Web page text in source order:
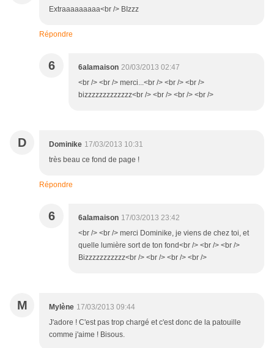
Extraaaaaaaaa<br /> BIzzz
Répondre
6 6alamaison 20/03/2013 02:47
<br /> <br /> merci...<br /> <br /> <br />
bizzzzzzzzzzzzz<br /> <br /> <br /> <br />
D Dominike 17/03/2013 10:31
très beau ce fond de page !
Répondre
6 6alamaison 17/03/2013 23:42
<br /> <br /> merci Dominike, je viens de chez toi, et
quelle lumière sort de ton fond<br /> <br /> <br />
Bizzzzzzzzzzz<br /> <br /> <br /> <br />
M Mylène 17/03/2013 09:44
J'adore ! C'est pas trop chargé et c'est donc de la patouille
comme j'aime ! Bisous.